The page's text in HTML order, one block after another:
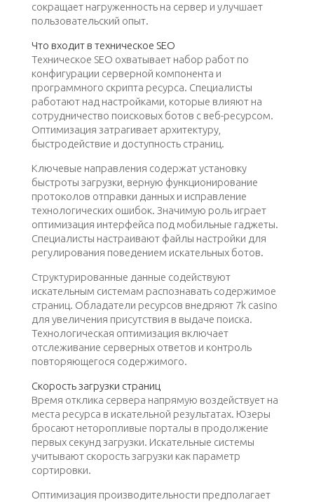
сокращает нагруженность на сервер и улучшает
пользовательский опыт.
Что входит в техническое SEO
Техническое SEO охватывает набор работ по
конфигурации серверной компонента и
программного скрипта ресурса. Специалисты
работают над настройками, которые влияют на
сотрудничество поисковых ботов с веб-ресурсом.
Оптимизация затрагивает архитектуру,
быстродействие и доступность страниц.
Ключевые направления содержат установку
быстроты загрузки, верную функционирование
протоколов отправки данных и исправление
технологических ошибок. Значимую роль играет
оптимизация интерфейса под мобильные гаджеты.
Специалисты настраивают файлы настройки для
регулирования поведением искательных ботов.
Структурированные данные содействуют
искательным системам распознавать содержимое
страниц. Обладатели ресурсов внедряют 7k casino
для увеличения присутствия в выдаче поиска.
Технологическая оптимизация включает
отслеживание серверных ответов и контроль
повторяющегося содержимого.
Скорость загрузки страниц
Время отклика сервера напрямую воздействует на
места ресурса в искательной результатах. Юзеры
бросают неторопливые порталы в продолжение
первых секунд загрузки. Искательные системы
учитывают скорость загрузки как параметр
сортировки.
Оптимизация производительности предполагает